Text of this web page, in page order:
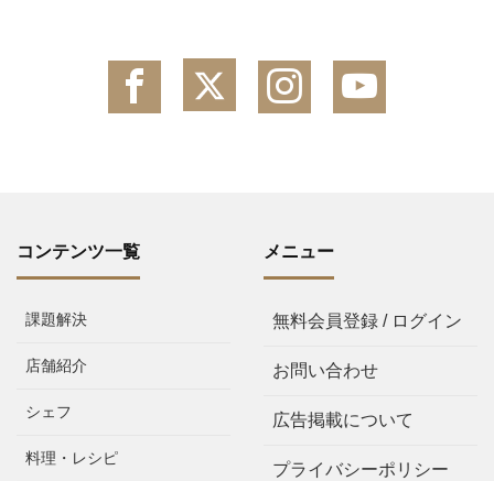
コンテンツ一覧
課題解決
店舗紹介
シェフ
料理・レシピ
メニュー
無料会員登録 / ログイン
お問い合わせ
広告掲載について
プライバシーポリシー